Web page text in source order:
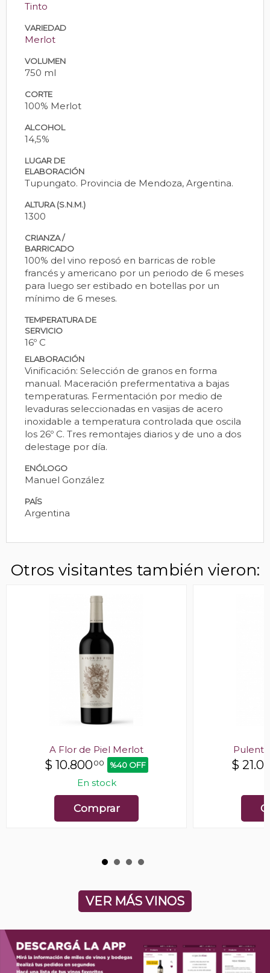
Tinto
VARIEDAD
Merlot
VOLUMEN
750 ml
CORTE
100% Merlot
ALCOHOL
14,5%
LUGAR DE
ELABORACIÓN
Tupungato. Provincia de Mendoza, Argentina.
ALTURA (S.N.M.)
1300
CRIANZA /
BARRICADO
100% del vino reposó en barricas de roble
francés y americano por un periodo de 6 meses
para luego ser estibado en botellas por un
mínimo de 6 meses.
TEMPERATURA DE
SERVICIO
16º C
ELABORACIÓN
Vinificación: Selección de granos en forma
manual. Maceración prefermentativa a bajas
temperaturas. Fermentación por medio de
levaduras seleccionadas en vasijas de acero
inoxidable a temperatura controlada que oscila
los 26º C. Tres remontajes diarios y de uno a dos
delestage por día.
ENÓLOGO
Manuel González
PAÍS
Argentina
Otros visitantes también vieron:
A Flor de Piel Merlot
$ 10.80000 %40 OFF
En stock
Comprar
$
VER MÁS VINOS